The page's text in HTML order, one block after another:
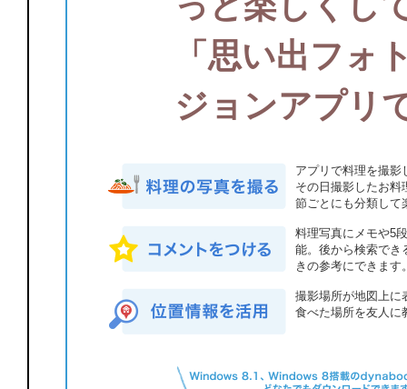
「思い出フォ
ジョンアプリ
アプリで料理を撮影
その日撮影したお料
節ごとにも分類して
料理写真にメモや5
能。後から検索でき
きの参考にできます
撮影場所が地図上に
食べた場所を友人に